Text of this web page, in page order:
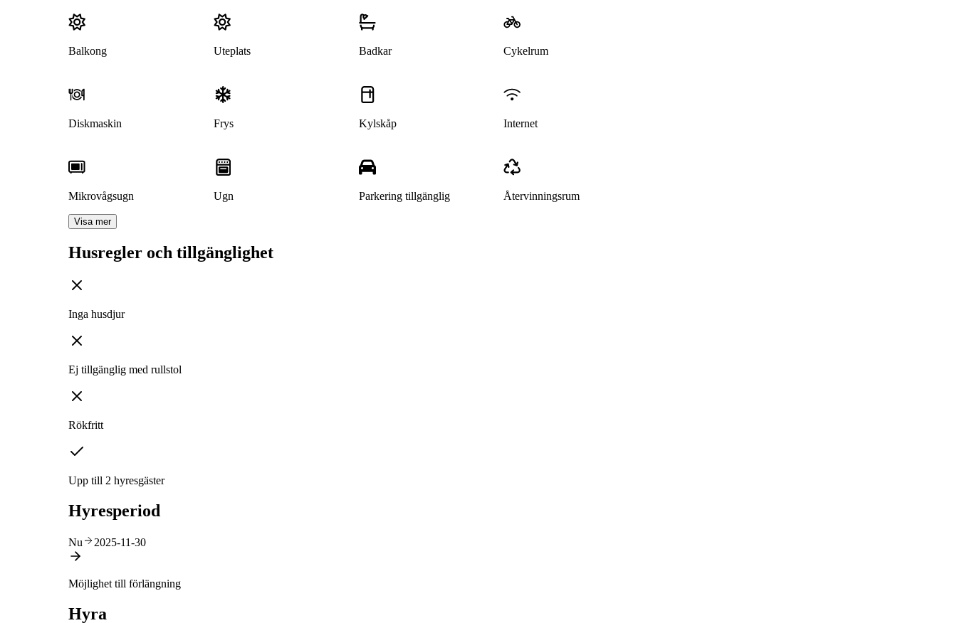
Balkong Uteplats Badkar Cykelrum
Diskmaskin Frys Kylskåp Internet
Mikrovågsugn Ugn Parkering tillgänglig Återvinningsrum
Visa mer
Husregler och tillgänglighet
Inga husdjur
Ej tillgänglig med rullstol
Rökfritt
Upp till 2 hyresgäster
Hyresperiod
Nu 2025-11-30
Möjlighet till förlängning
Hyra